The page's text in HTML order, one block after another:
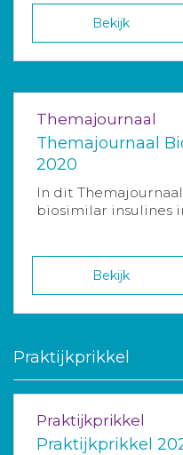
Bekijk
Themajournaal
Themajournaal
2020
In dit
biosimilar insulines
Bekijk
Praktijkprikkel
Praktijkprikkel
Praktijkprikkel